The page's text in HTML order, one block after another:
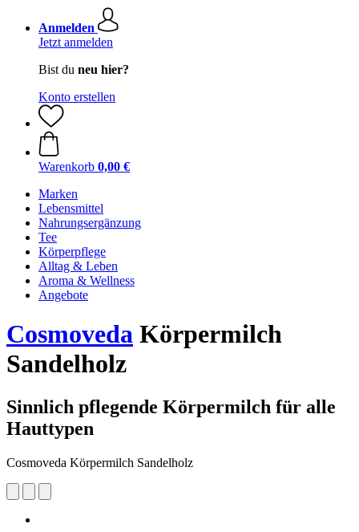
Anmelden
Jetzt anmelden
Bist du neu hier?
Konto erstellen
Warenkorb 0,00 €
Marken
Lebensmittel
Nahrungsergänzung
Tee
Körperpflege
Alltag & Leben
Aroma & Wellness
Angebote
Cosmoveda Körpermilch
Sandelholz
Sinnlich pflegende Körpermilch für alle
Hauttypen
Cosmoveda Körpermilch Sandelholz